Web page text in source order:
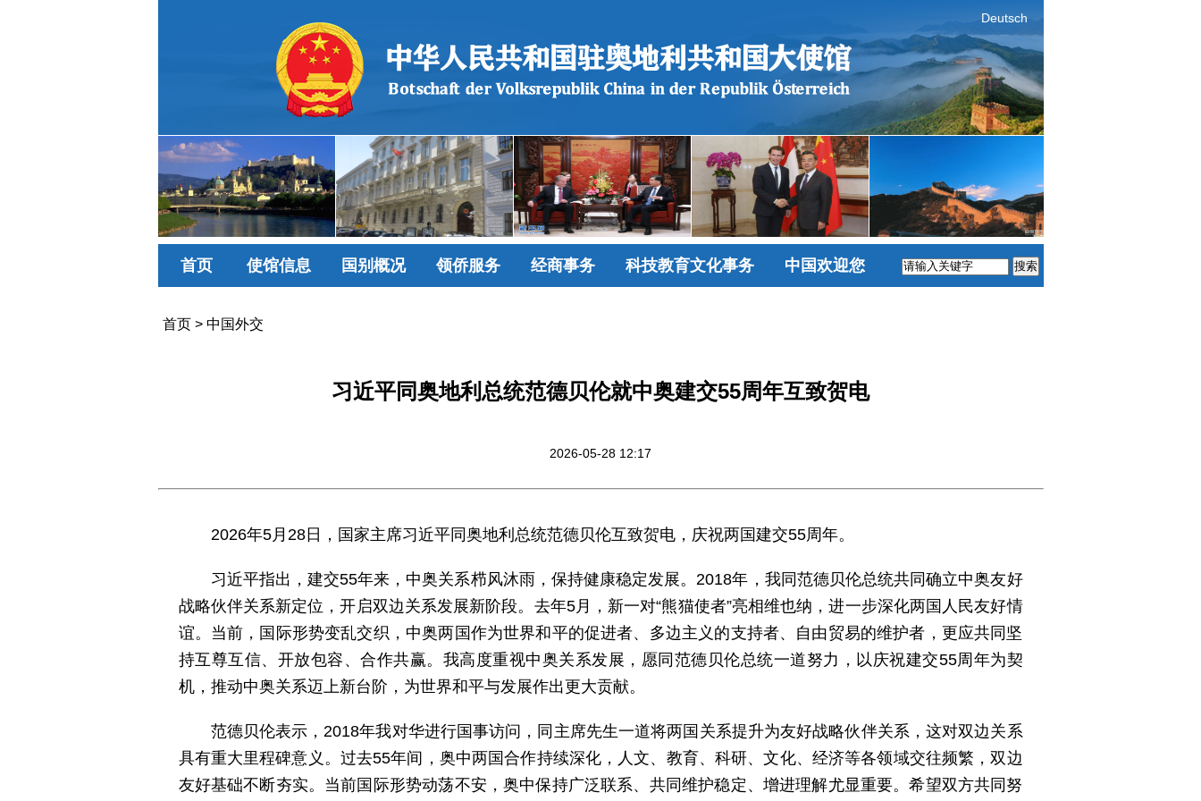
Deutsch
首页 使馆信息 国别概况 领侨服务 经商事务 科技教育文化事务 中国欢迎您 搜索
首页> 中国外交
习近平同奥地利总统范德贝伦就中奥建交55周年互致贺电
2026-05-28 12:17
2026年5月28日，国家主席习近平同奥地利总统范德贝伦互致贺电，庆祝两国建交55周年。
习近平指出，建交55年来，中奥关系栉风沐雨，保持健康稳定发展。2018年，我同范德贝伦总统共同确立中奥友好
战略伙伴关系新定位，开启双边关系发展新阶段。去年5月，新一对“熊猫使者”亮相维也纳，进一步深化两国人民友好情
谊。当前，国际形势变乱交织，中奥两国作为世界和平的促进者、多边主义的支持者、自由贸易的维护者，更应共同坚
持互尊互信、开放包容、合作共赢。我高度重视中奥关系发展，愿同范德贝伦总统一道努力，以庆祝建交55周年为契
机，推动中奥关系迈上新台阶，为世界和平与发展作出更大贡献。
范德贝伦表示，2018年我对华进行国事访问，同主席先生一道将两国关系提升为友好战略伙伴关系，这对双边关系
具有重大里程碑意义。过去55年间，奥中两国合作持续深化，人文、教育、科研、文化、经济等各领域交往频繁，双边
友好基础不断夯实。当前国际形势动荡不安，奥中保持广泛联系、共同维护稳定、增进理解尤显重要。希望双方共同努